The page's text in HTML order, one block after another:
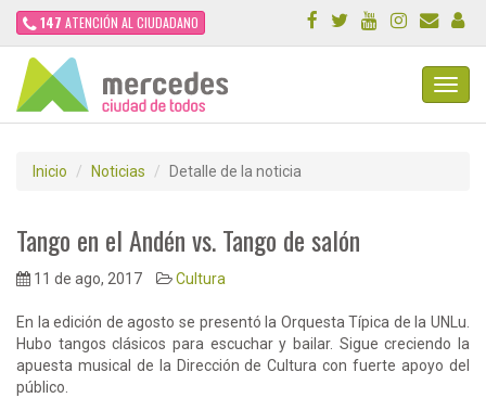
147 ATENCIÓN AL CIUDADANO
Inicio Noticias Detalle de la noticia
Tango en el Andén vs. Tango de salón
11 de ago, 2017 Cultura
En la edición de agosto se presentó la Orquesta Típica de la UNLu.
Hubo tangos clásicos para escuchar y bailar. Sigue creciendo la
apuesta musical de la Dirección de Cultura con fuerte apoyo del
público.